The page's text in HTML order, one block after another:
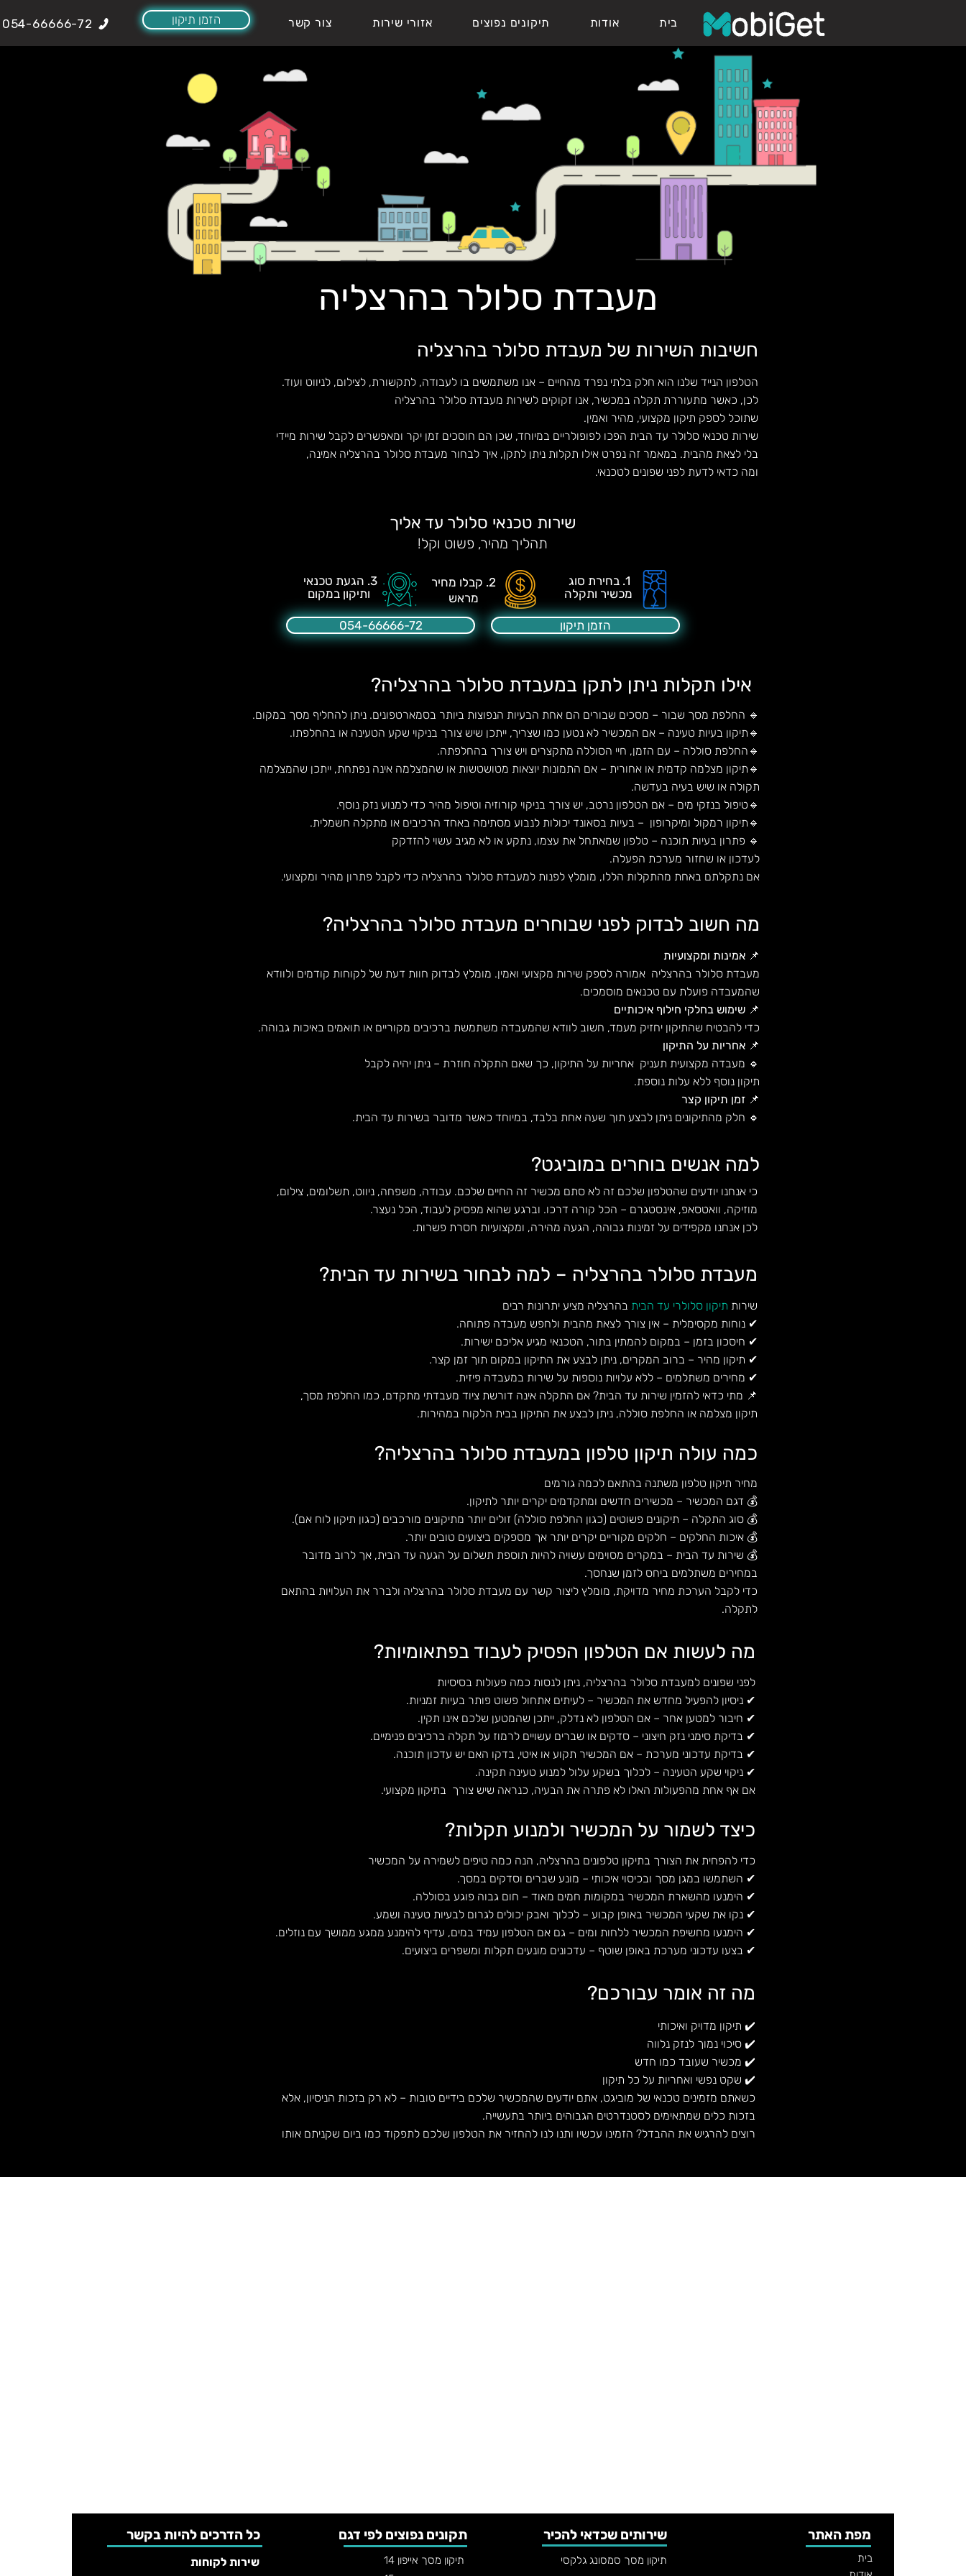
054-66666-72 הזמן תיקון בית אודות תיקונים נפוצים אזורי שירות צור קשר
מעבדת סלולר בהרצליה
חשיבות השירות של מעבדת סלולר בהרצליה
הטלפון הנייד שלנו הוא חלק בלתי נפרד מהחיים – אנו משתמשים בו לעבודה, לתקשורת, לצילום, לניווט ועוד.
לכן, כאשר מתעוררת תקלה במכשיר, אנו זקוקים לשירות מעבדת סלולר בהרצליה
שתוכל לספק תיקון מקצועי, מהיר ואמין.
שירות טכנאי סלולר עד הבית הפכו לפופולריים במיוחד, שכן הם חוסכים זמן יקר ומאפשרים לקבל שירות מיידי
בלי לצאת מהבית. במאמר זה נפרט אילו תקלות ניתן לתקן, איך לבחור מעבדת סלולר בהרצליה אמינה,
ומה כדאי לדעת לפני שפונים לטכנאי.
שירות טכנאי סלולר עד אליך
תהליך מהיר, פשוט וקל!
3. הגעת טכנאי
ותיקון במקום
2. קבלו מחיר
מראש
1. בחירת סוג
מכשיר ותקלה
054-66666-72 הזמן תיקון
אילו תקלות ניתן לתקן במעבדת סלולר בהרצליה?
🔹 החלפת מסך שבור – מסכים שבורים הם אחת הבעיות הנפוצות ביותר בסמארטפונים. ניתן להחליף מסך במקום.
🔹תיקון בעיות טעינה – אם המכשיר לא נטען כמו שצריך, ייתכן שיש צורך בניקוי שקע הטעינה או בהחלפתו.
🔹החלפת סוללה – עם הזמן, חיי הסוללה מתקצרים ויש צורך בהחלפתה.
🔹תיקון מצלמה קדמית או אחורית – אם התמונות יוצאות מטושטשות או שהמצלמה אינה נפתחת, ייתכן שהמצלמה
תקולה או שיש בעיה בעדשה.
🔹טיפול בנזקי מים – אם הטלפון נרטב, יש צורך בניקוי קורוזיה וטיפול מהיר כדי למנוע נזק נוסף.
🔹תיקון רמקול ומיקרופון – בעיות בסאונד יכולות לנבוע מסתימה באחד הרכיבים או מתקלה חשמלית.
🔹 פתרון בעיות תוכנה – טלפון שמאתחל את עצמו, נתקע או לא מגיב עשוי להזדקק
לעדכון או שחזור מערכת הפעלה.
אם נתקלתם באחת מהתקלות הללו, מומלץ לפנות למעבדת סלולר בהרצליה כדי לקבל פתרון מהיר ומקצועי.
מה חשוב לבדוק לפני שבוחרים מעבדת סלולר בהרצליה?
📌 אמינות ומקצועיות
מעבדת סלולר בהרצליה אמורה לספק שירות מקצועי ואמין. מומלץ לבדוק חוות דעת של לקוחות קודמים ולוודא
שהמעבדה פועלת עם טכנאים מוסמכים.
📌 שימוש בחלקי חילוף איכותיים
כדי להבטיח שהתיקון יחזיק מעמד, חשוב לוודא שהמעבדה משתמשת ברכיבים מקוריים או תואמים באיכות גבוהה.
📌 אחריות על התיקון
🔹 מעבדה מקצועית תעניק אחריות על התיקון, כך שאם התקלה חוזרת – ניתן יהיה לקבל
תיקון נוסף ללא עלות נוספת.
📌 זמן תיקון קצר
🔹 חלק מהתיקונים ניתן לבצע תוך שעה אחת בלבד, במיוחד כאשר מדובר בשירות עד הבית.
למה אנשים בוחרים במוביגט?
כי אנחנו יודעים שהטלפון שלכם זה לא סתם מכשיר זה החיים שלכם. עבודה, משפחה, ניווט, תשלומים, צילום,
מוזיקה, וואטסאפ, אינסטגרם – הכל קורה דרכו. וברגע שהוא מפסיק לעבוד, הכל נעצר.
לכן אנחנו מקפידים על זמינות גבוהה, הגעה מהירה, ומקצועיות חסרת פשרות.
מעבדת סלולר בהרצליה – למה לבחור בשירות עד הבית?
שירות תיקון סלולרי עד הבית בהרצליה מציע יתרונות רבים
✔ נוחות מקסימלית – אין צורך לצאת מהבית ולחפש מעבדה פתוחה.
✔ חיסכון בזמן – במקום להמתין בתור, הטכנאי מגיע אליכם ישירות.
✔ תיקון מהיר – ברוב המקרים, ניתן לבצע את התיקון במקום תוך זמן קצר.
✔ מחירים משתלמים – ללא עלויות נוספות על שירות במעבדה פיזית.
📌 מתי כדאי להזמין שירות עד הבית? אם התקלה אינה דורשת ציוד מעבדתי מתקדם, כמו החלפת מסך,
תיקון מצלמה או החלפת סוללה, ניתן לבצע את התיקון בבית הלקוח במהירות.
כמה עולה תיקון טלפון במעבדת סלולר בהרצליה?
מחיר תיקון טלפון משתנה בהתאם לכמה גורמים
💰 דגם המכשיר – מכשירים חדשים ומתקדמים יקרים יותר לתיקון.
💰 סוג התקלה – תיקונים פשוטים (כגון החלפת סוללה) זולים יותר מתיקונים מורכבים (כגון תיקון לוח אם).
💰 איכות החלקים – חלקים מקוריים יקרים יותר אך מספקים ביצועים טובים יותר.
💰 שירות עד הבית – במקרים מסוימים עשויה להיות תוספת תשלום על הגעה עד הבית, אך לרוב מדובר
במחירים משתלמים ביחס לזמן שנחסך.
כדי לקבל הערכת מחיר מדויקת, מומלץ ליצור קשר עם מעבדת סלולר בהרצליה ולברר את העלויות בהתאם
לתקלה.
מה לעשות אם הטלפון הפסיק לעבוד בפתאומיות?
לפני שפונים למעבדת סלולר בהרצליה, ניתן לנסות כמה פעולות בסיסיות
✔ ניסיון להפעיל מחדש את המכשיר – לעיתים אתחול פשוט פותר בעיות זמניות.
✔ חיבור למטען אחר – אם הטלפון לא נדלק, ייתכן שהמטען שלכם אינו תקין.
✔ בדיקת סימני נזק חיצוני – סדקים או שברים עשויים לרמוז על תקלה ברכיבים פנימיים.
✔ בדיקת עדכוני מערכת – אם המכשיר תקוע או איטי, בדקו האם יש עדכון תוכנה.
✔ ניקוי שקע הטעינה – לכלוך בשקע עלול למנוע טעינה תקינה.
אם אף אחת מהפעולות האלו לא פתרה את הבעיה, כנראה שיש צורך בתיקון מקצועי.
כיצד לשמור על המכשיר ולמנוע תקלות?
כדי להפחית את הצורך בתיקון טלפונים בהרצליה, הנה כמה טיפים לשמירה על המכשיר
✔ השתמשו במגן מסך ובכיסוי איכותי – מונע שברים וסדקים במסך.
✔ הימנעו מהשארת המכשיר במקומות חמים מאוד – חום גבוה פוגע בסוללה.
✔ נקו את שקעי המכשיר באופן קבוע – לכלוך ואבק יכולים לגרום לבעיות טעינה ושמע.
✔ הימנעו מחשיפת המכשיר ללחות ומים – גם אם הטלפון עמיד במים, עדיף להימנע ממגע ממושך עם נוזלים.
✔ בצעו עדכוני מערכת באופן שוטף – עדכונים מונעים תקלות ומשפרים ביצועים.
מה זה אומר עבורכם?
✔️ תיקון מדויק ואיכותי
✔️ סיכוי נמוך לנזק נלווה
✔️ מכשיר שעובד כמו חדש
✔️ שקט נפשי ואחריות על כל תיקון
כשאתם מזמינים טכנאי של מוביגט, אתם יודעים שהמכשיר שלכם בידיים טובות – לא רק בזכות הניסיון, אלא
בזכות כלים שמתאימים לסטנדרטים הגבוהים ביותר בתעשייה.
רוצים להרגיש את ההבדל? הזמינו עכשיו ותנו לנו להחזיר את הטלפון שלכם לתפקוד כמו ביום שקניתם אותו
כל הדרכים להיות בקשר
שירות לקוחות
תקונים נפוצים לפי דגם
תיקון מסך אייפון 14
שירותים שכדאי להכיר
תיקון מסך סמסונג גלקסי
מפת האתר
בית